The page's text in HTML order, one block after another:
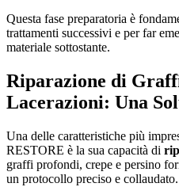
Questa fase preparatoria è
trattamenti successivi e per far
materiale sottostante.
Riparazione di
Lacerazioni: Una
Una delle caratteristiche più
RESTORE è la sua capacità di
graffi profondi, crepe e persino
un protocollo preciso e collaudato.